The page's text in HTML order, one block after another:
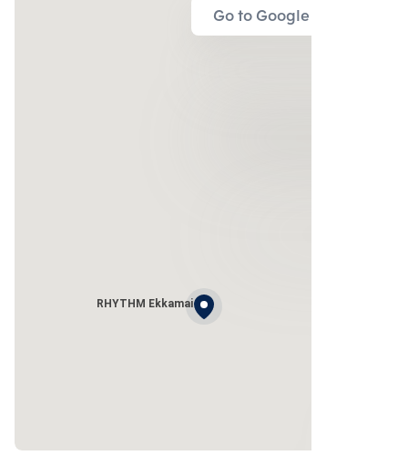
Go to Google Map
RHYTHM Ekkamai